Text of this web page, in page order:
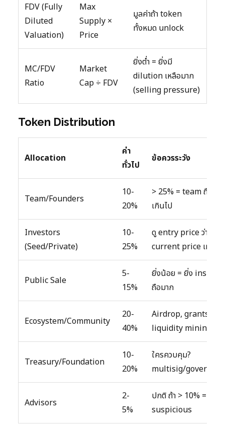
FDV (Fully
Diluted
Valuation)
Max
Supply ×
Price
มูลค่าถ้า token
ทั้งหมด unlock
MC/FDV
Ratio
Market
Cap ÷ FDV
ยิ่งต่ำ = ยิ่งมี
dilution เหลือมาก
(selling pressure)
Token Distribution
Allocation
ค่า
ทั่วไป
ข้อควรระวัง
Team/Founders
10-
20%
> 25% = team ถือมาก
เกินไป
Investors
(Seed/Private)
10-
25%
ดู entry price ว่าต่ำกว่
current price เท่าไหร่
Public Sale
5-
15%
ยิ่งน้อย = ยิ่ง insiders
ถือมาก
Ecosystem/Community
20-
40%
Airdrop, grants,
liquidity mining
Treasury/Foundation
10-
20%
ใครควบคุม?
multisig/
Advisors
2-
5%
ปกติ ถ้า > 10% =
suspicious